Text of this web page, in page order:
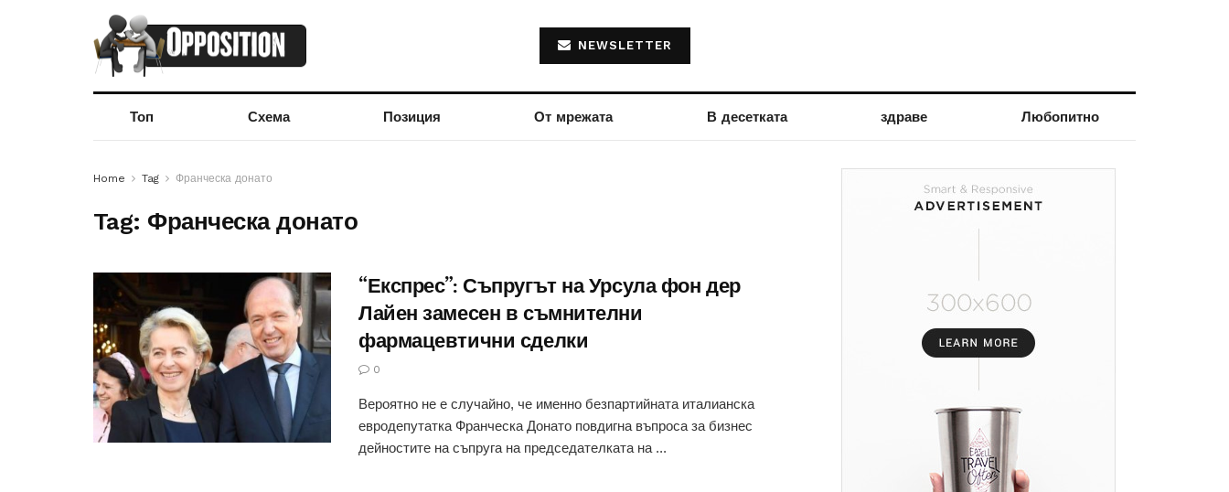
NEWSLETTER
Топ Схема Позиция От мрежата В десетката здраве Любопитно
Home Tag Франческа донато
Tag: Франческа донато
“Експрес”: Съпругът на Урсула фон дер
Лайен замесен в съмнителни
фармацевтични сделки
0
Вероятно не е случайно, че именно безпартийната италианска
евродепутатка Франческа Донато повдигна въпроса за бизнес
дейностите на съпруга на председателката на ...